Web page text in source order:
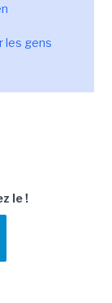
les gens
le !